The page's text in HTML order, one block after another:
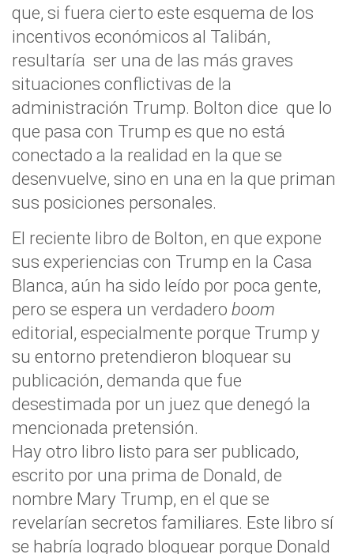
que, si fuera cierto este esquema de los
incentivos económicos al Talibán,
resultaría ser una de las más graves
situaciones conflictivas de la
administración Trump. Bolton dice que lo
que pasa con Trump es que no está
conectado a la realidad en la que se
desenvuelve, sino en una en la que priman
sus posiciones personales.
El reciente libro de Bolton, en que expone
sus experiencias con Trump en la Casa
Blanca, aún ha sido leído por poca gente,
pero se espera un verdadero boom
editorial, especialmente porque Trump y
su entorno pretendieron bloquear su
publicación, demanda que fue
desestimada por un juez que denegó la
mencionada pretensión.
Hay otro libro listo para ser publicado,
escrito por una prima de Donald, de
nombre Mary Trump, en el que se
revelarían secretos familiares. Este libro sí
se habría logrado bloquear porque Donald